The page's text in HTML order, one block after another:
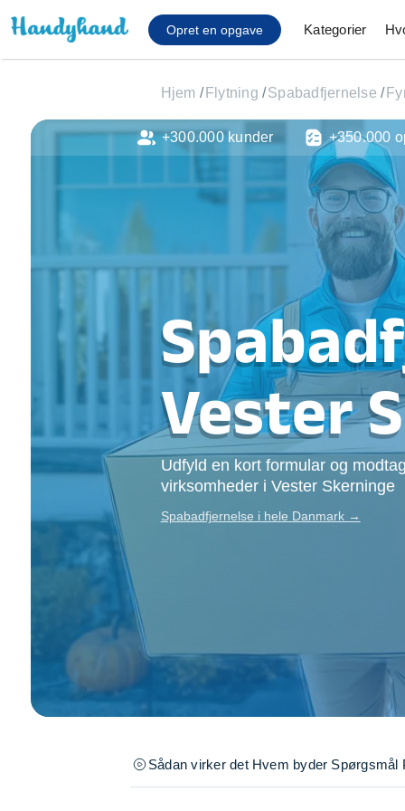
Opret en opgave Kategorier
Affaldsfjernelse
Afhentning af
Anlæg af terrasse
Cykel reparation
Flyttehjælp
Gulvlaminering
Hårde hvidevare
Hjælp til mobil, pc,
Installation af
Møbelsamling og
Ophængning af
Opsætning af
Tømrer
Tunge løft
Underholdning
Se alle...
Hjem / Flytning /Spabadfjernelse /
Vester
Udfyld en kort formular og
virksomheder i Vester Skerninge
Spabadfjernelse i hele Danmark →
+300.000 kunder +350.000
Sådan virker det Hvem byder Spørgsmål